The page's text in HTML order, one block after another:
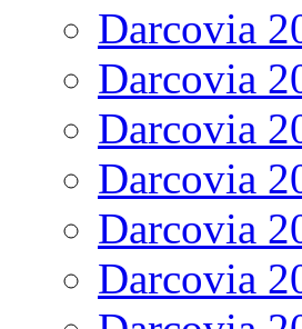
Darcovia
Darcovia
Darcovia
Darcovia
Darcovia
Darcovia